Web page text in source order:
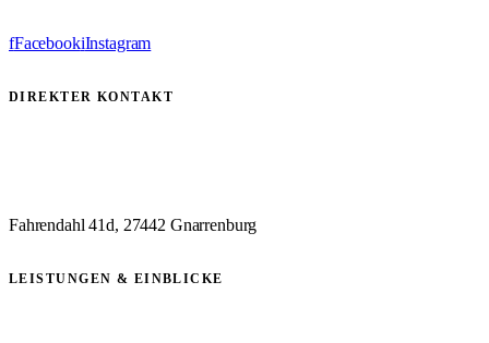
fFacebookiInstagram
DIREKTER KONTAKT
Fahrendahl 41d, 27442 Gnarrenburg
LEISTUNGEN & EINBLICKE